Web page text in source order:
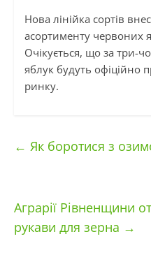
Нова лінійка сортів
асортименту червоних
Очікується, що за три-
яблук будуть офіційно
ринку.
← Як боротися з
Аграрії Рівненщини
рукави для зерна →